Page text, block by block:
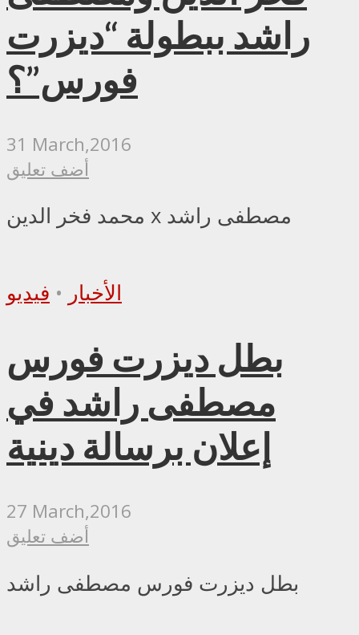
راشد ببطولة “ديزرت
فورس”؟
31 March,2016
أضف تعليق
محمد فخر الدين x مصطفى راشد
الأخبار • فيديو
بطل ديزرت فورس
مصطفى راشد في
إعلان برسالة دينية
27 March,2016
أضف تعليق
بطل ديزرت فورس مصطفى راشد